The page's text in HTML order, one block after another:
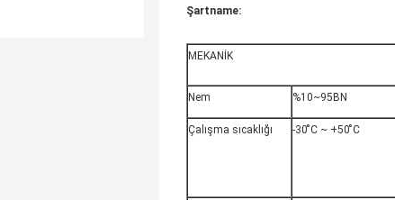
Şartname:
MEKANİK
Nem %10~95BN
Çalışma sıcaklığı -30 ̊C ~ +50 ̊C